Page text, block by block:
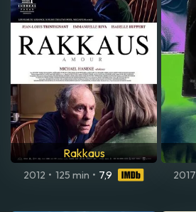
Rakkaus
2012 • 125 min • 7,9 2017